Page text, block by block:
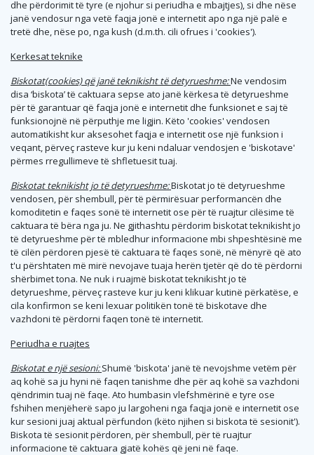
dhe përdorimit të tyre (e njohur si periudha e mbajtjes), si dhe nëse
janë vendosur nga vetë faqja jonë e internetit apo nga një palë e
tretë dhe, nëse po, nga kush (d.m.th. cili ofrues i 'cookies').
Kerkesat teknike
Biskotat(cookies) që janë teknikisht të detyrueshme:Ne vendosim
disa ‘biskota’ të caktuara sepse ato janë kërkesa të detyrueshme
për të garantuar që faqja jonë e internetit dhe funksionet e saj të
funksionojnë në përputhje me ligjin. Këto 'cookies' vendosen
automatikisht kur aksesohet faqja e internetit ose një funksion i
veqant, përveç rasteve kur ju keni ndaluar vendosjen e 'biskotave'
përmes rregullimeve të shfletuesit tuaj.
Biskotat teknikisht jo të detyrueshme:Biskotat jo të detyrueshme
vendosen, për shembull, për të përmirësuar performancën dhe
komoditetin e faqes sonë të internetit ose për të ruajtur cilësime të
caktuara të bëra nga ju. Ne gjithashtu përdorim biskotat teknikisht jo
të detyrueshme për të mbledhur informacione mbi shpeshtësinë me
të cilën përdoren pjesë të caktuara të faqes sonë, në mënyrë që ato
t'u përshtaten më mirë nevojave tuaja herën tjetër që do të përdorni
shërbimet tona. Ne nuk i ruajmë biskotat teknikisht jo të
detyrueshme, përveç rasteve kur ju keni klikuar kutinë përkatëse, e
cila konfirmon se keni lexuar politikën tonë të biskotave dhe
vazhdoni të përdorni faqen tonë të internetit.
Periudha e ruajtes
Biskotat e një sesioni:Shumë 'biskota' janë të nevojshme vetëm për
aq kohë sa ju hyni në faqen tanishme dhe për aq kohë sa vazhdoni
qëndrimin tuaj në faqe. Ato humbasin vlefshmërinë e tyre ose
fshihen menjëherë sapo ju largoheni nga faqja jonë e internetit ose
kur sesioni juaj aktual përfundon (këto njihen si biskota të sesionit').
Biskota të sesionit përdoren, për shembull, për të ruajtur
informacione të caktuara gjatë kohës që jeni në faqe.